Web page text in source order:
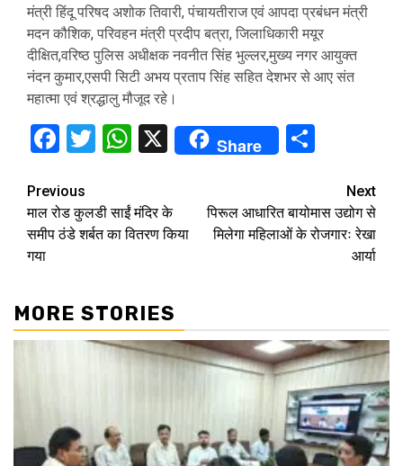
मंत्री हिंदू परिषद अशोक तिवारी, पंचायतीराज एवं आपदा प्रबंधन मंत्री
मदन कौशिक, परिवहन मंत्री प्रदीप बत्रा, जिलाधिकारी मयूर
दीक्षित,वरिष्ठ पुलिस अधीक्षक नवनीत सिंह भुल्लर,मुख्य नगर आयुक्त
नंदन कुमार,एसपी सिटी अभय प्रताप सिंह सहित देशभर से आए संत
महात्मा एवं श्रद्धालु मौजूद रहे।
Facebook
TwitterWhatsApp
X Share
Continue
Reading
Previous
माल रोड कुलडी साईं मंदिर के
समीप ठंडे शर्बत का वितरण किया
गया
Next
पिरूल आधारित बायोमास उद्योग से
मिलेगा महिलाओं के रोजगारः रेखा
आर्या
MORE STORIES